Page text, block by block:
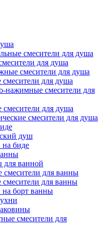
смесители для душа
для душа
смесители для душа
для душа
нажимные смесители для
для душа
смесители для душа
душ
на биде
для ванной
смесители для ванны
для ванны
на борт ванны
смесители для